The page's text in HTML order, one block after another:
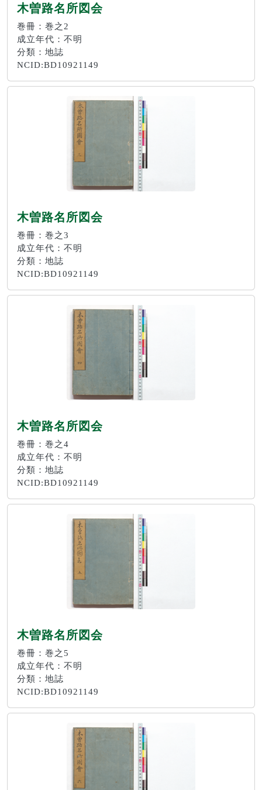
木曽路名所図会
巻冊：巻之2
成立年代：不明
分類：地誌
NCID:BD10921149
木曽路名所図会
巻冊：巻之3
成立年代：不明
分類：地誌
NCID:BD10921149
木曽路名所図会
巻冊：巻之4
成立年代：不明
分類：地誌
NCID:BD10921149
木曽路名所図会
巻冊：巻之5
成立年代：不明
分類：地誌
NCID:BD10921149